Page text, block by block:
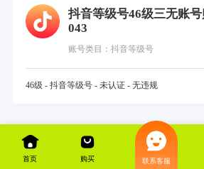
抖音等级号46级三无账
043
账号类目：抖音等级号
46级 - 抖音等级号 - 未认证 - 无违规
首页 购买 联系客服